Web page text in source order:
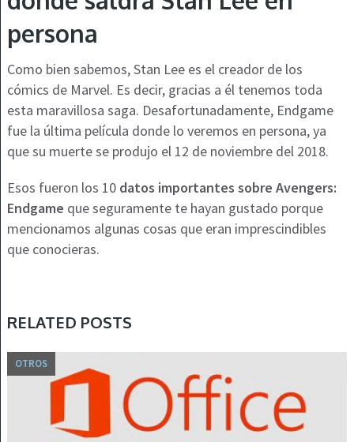
persona
Como bien sabemos, Stan Lee es el creador de los
cómics de Marvel. Es decir, gracias a él tenemos toda
esta maravillosa saga. Desafortunadamente, Endgame
fue la última película donde lo veremos en persona, ya
que su muerte se produjo el 12 de noviembre del 2018.
Esos fueron los 10 datos importantes sobre Avengers:
Endgame que seguramente te hayan gustado porque
mencionamos algunas cosas que eran imprescindibles
que conocieras.
RELATED POSTS
OTROS